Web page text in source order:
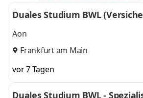
Duales Studium BWL
Aon
Frankfurt am Main
vor 7 Tagen
Duales Studium BWL -